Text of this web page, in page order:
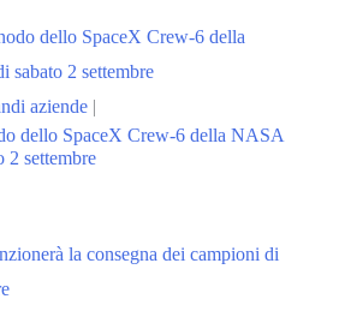
aziende |
dello SpaceX Crew-6 della NASA
2 settembre